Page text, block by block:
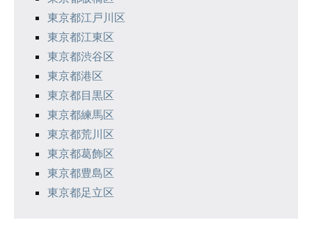
東京都江戸川区
東京都江東区
東京都渋谷区
東京都港区
東京都目黒区
東京都練馬区
東京都荒川区
東京都葛飾区
東京都豊島区
東京都足立区